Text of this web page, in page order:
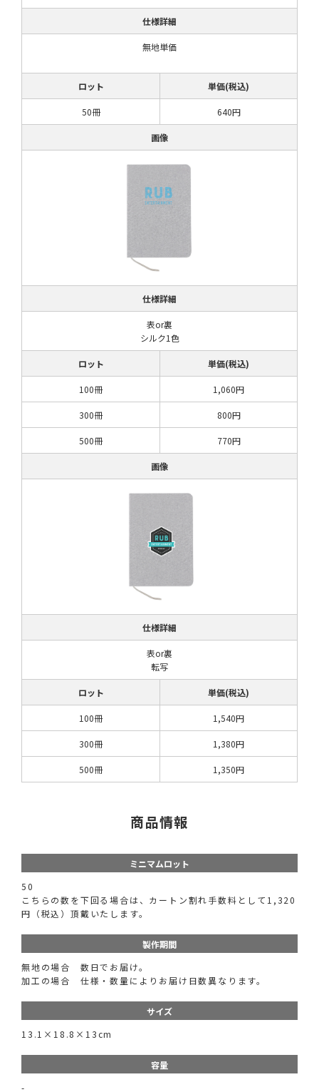
仕様詳細
無地単価
ロット 単価(税込)
50冊 640円
画像
仕様詳細
表or裏
シルク1色
ロット 単価(税込)
100冊 1,060円
300冊 800円
500冊 770円
画像
仕様詳細
表or裏
転写
ロット 単価(税込)
100冊 1,540円
300冊 1,380円
500冊 1,350円
商品情報
ミニマムロット
50
こちらの数を下回る場合は、カートン割れ手数料として1,320
円（税込）頂戴いたします。
製作期間
無地の場合 数日でお届け。
加工の場合 仕様・数量によりお届け日数異なります。
サイズ
13.1×18.8×13cm
容量
-